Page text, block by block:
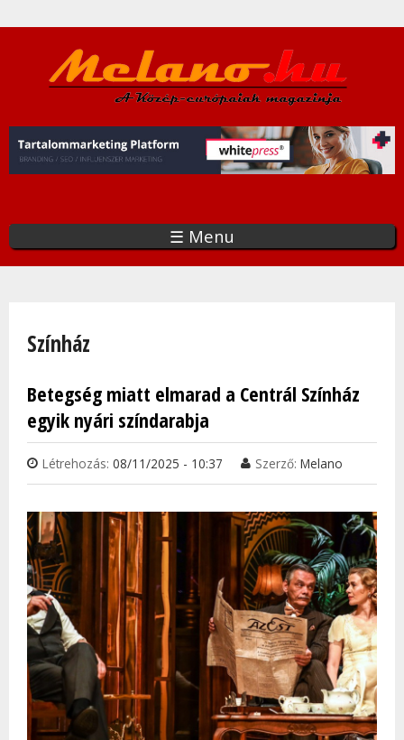
a
tartalomra
☰ Menu
Színház
Betegség miatt elmarad a Centrál Színház
egyik nyári színdarabja
Létrehozás: 08/11/2025 - 10:37 Szerző: Melano
Oldalak